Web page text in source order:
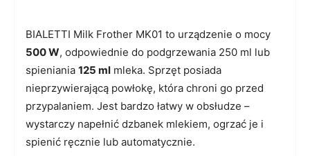
BIALETTI Milk Frother MK01 to urządzenie o mocy
500 W, odpowiednie do podgrzewania 250 ml lub
spieniania 125 ml mleka. Sprzęt posiada
nieprzywierającą powłokę, która chroni go przed
przypalaniem. Jest bardzo łatwy w obsłudze –
wystarczy napełnić dzbanek mlekiem, ogrzać je i
spienić ręcznie lub automatycznie.